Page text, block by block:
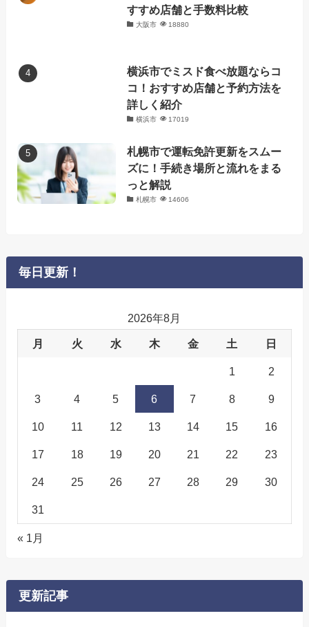
すすめ店舗と手数料比較
大阪市 18880
横浜市でミスド食べ放題ならコ
コ！おすすめ店舗と予約方法を
詳しく紹介
横浜市 17019
札幌市で運転免許更新をスムー
ズに！手続き場所と流れをまる
っと解説
札幌市 14606
毎日更新！
2026年8月
月 火 水 木 金 土 日
1 2
3 4 5 6 7 8 9
10 11 12 13 14 15 16
17 18 19 20 21 22 23
24 25 26 27 28 29 30
31
« 1月
更新記事